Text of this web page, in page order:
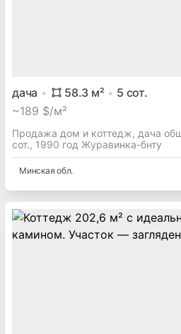
дача 58.3 м² 5 сот.
~189 $/м²
Продажа дом и коттедж, дача
сот., 1990 год Журавинка-бнту
Минская обл.